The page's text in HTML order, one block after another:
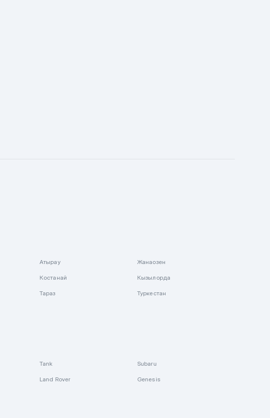
Атырау Жанаозен
Костанай Кызылорда
Тараз Туркестан
Tank Subaru
Land Rover Genesis